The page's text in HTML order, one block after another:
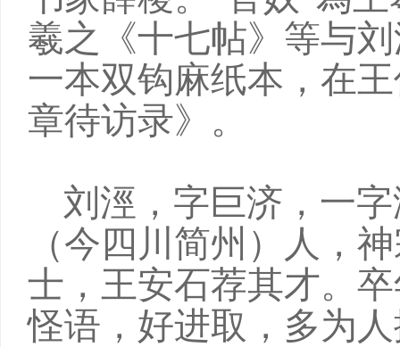
羲之《十七帖》等与
一本双钩麻纸本，在
章待访录》。
刘涇，字巨济，一字
（今四川简州）人，
士，王安石荐其才。
怪语，好进取，多为